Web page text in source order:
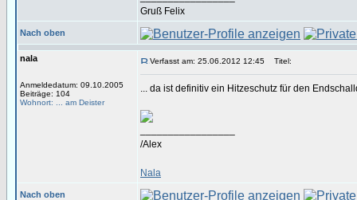
Gruß Felix
Nach oben
nala
Anmeldedatum: 09.10.2005
Beiträge: 104
Wohnort: ... am Deister
Verfasst am: 25.06.2012 12:45 Titel:
... da ist definitiv ein Hitzeschutz für den
/Alex
Nala
Nach oben